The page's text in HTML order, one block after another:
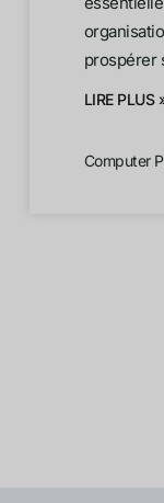
prospérer
LIRE PLUS
Computer